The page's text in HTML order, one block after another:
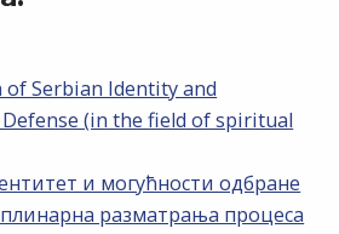
Serbian Identity and
(in the field of spiritual
и могућности одбране
разматрања процеса